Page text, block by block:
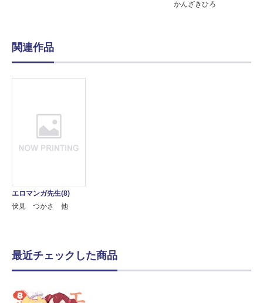
かんざきひろ
関連作品
エロマンガ先生(8)
伏見 つかさ 他
最近チェックした商品